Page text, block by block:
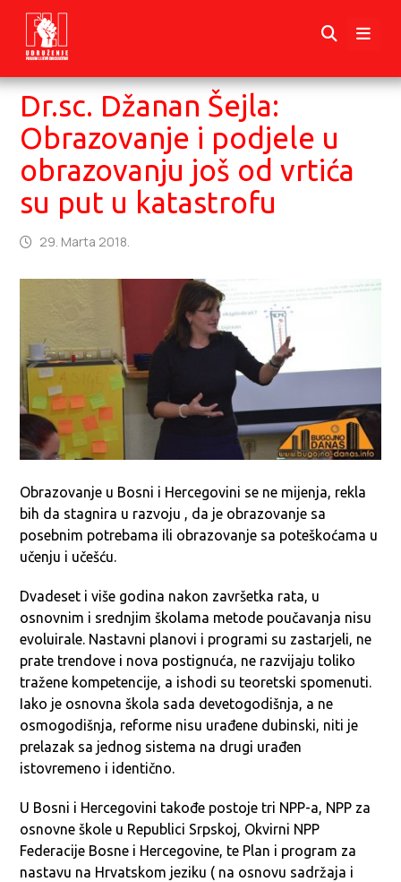
Dr.sc. Džanan Šejla:
Obrazovanje i podjele u
obrazovanju još od vrtića
su put u katastrofu
29. Marta 2018.
Obrazovanje u Bosni i Hercegovini se ne mijenja, rekla
bih da stagnira u razvoju , da je obrazovanje sa
posebnim potrebama ili obrazovanje sa poteškoćama u
učenju i učešću.
Dvadeset i više godina nakon završetka rata, u
osnovnim i srednjim školama metode poučavanja nisu
evoluirale. Nastavni planovi i programi su zastarjeli, ne
prate trendove i nova postignuća, ne razvijaju toliko
tražene kompetencije, a ishodi su teoretski spomenuti.
Iako je osnovna škola sada devetogodišnja, a ne
osmogodišnja, reforme nisu urađene dubinski, niti je
prelazak sa jednog sistema na drugi urađen
istovremeno i identično.
U Bosni i Hercegovini takođe postoje tri NPP-a, NPP za
osnovne škole u Republici Srpskoj, Okvirni NPP
Federacije Bosne i Hercegovine, te Plan i program za
nastavu na Hrvatskom jeziku ( na osnovu sadržaja i